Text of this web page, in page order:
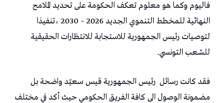
فاليوم وكما هو معلوم تعكف الحكومة على تحديد الملامح
النهائية للمخطط التنموي الجديد 2026 – 2030 ،تنفيذا
لتوصيات رئيس الجمهورية للاستجابة للانتظارات الحقيقية
للشعب التونسي.
فقد كانت رسائل رئيس الجمهورية قيس سعيّد واضحة بل
مضمونة الوصول الى كافة الفريق الحكومي حيث أكد في مختلف